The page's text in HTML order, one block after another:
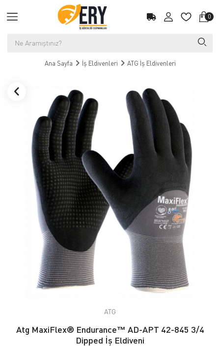
0
Ana Sayfa İş Eldivenleri ATG İş Eldivenleri
ATG
Atg MaxiFlex® Endurance™ AD-APT 42-845 3/4
Dipped İş Eldiveni